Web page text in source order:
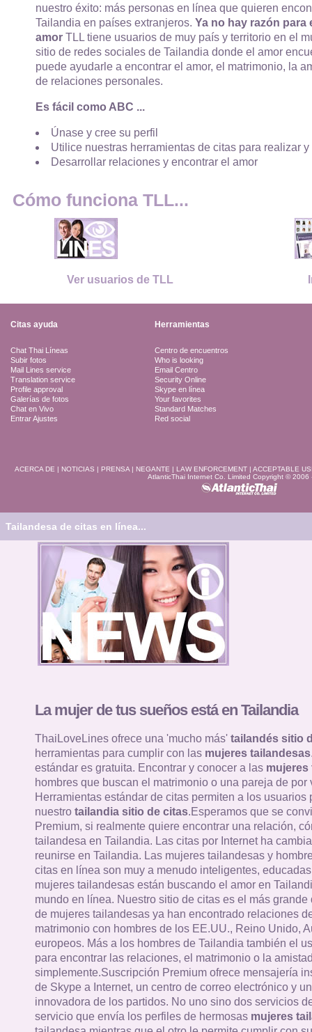
nuestro éxito: más personas en línea que quieren
Tailandia en países extranjeros. Ya no hay razón
amor TLL tiene usuarios de muy país y territorio en el
sitio de redes sociales de Tailandia donde el amor
puede ayudarle a encontrar el amor, el matrimonio, la
de relaciones personales.
Es fácil como ABC ...
Únase y cree su perfil
Utilice nuestras herramientas de citas para realizar
Desarrollar relaciones y encontrar el amor
Cómo funciona TLL...
Ver usuarios de TLL
Citas ayuda Herramientas
Chat Thai Líneas
Subir fotos
Mail Lines service
Translation service
Profile approval
Galerías de fotos
Chat en Vivo
Entrar Ajustes
Centro de encuentros
Who is looking
Email Centro
Security Online
Skype en línea
Your favorites
Standard Matches
Red social
ACERCA DE | NOTICIAS | PRENSA| NEGANTE | LAW ENFORCEMENT| ACCEPTABLE
AtlanticThai Internet Co. Limited Copyright © 2006
Tailandesa de citas en línea...
La mujer de tus sueños está en Tailandia
ThaiLoveLines ofrece una 'mucho más' tailandés sitio
herramientas para cumplir con las mujeres tailandesas
estándar es gratuita. Encontrar y conocer a las mujeres
hombres que buscan el matrimonio o una pareja de por
Herramientas estándar de citas permiten a los usuarios
nuestro tailandia sitio de citas.Esperamos que se
Premium, si realmente quiere encontrar una relación,
tailandesa en Tailandia. Las citas por Internet ha
reunirse en Tailandia. Las mujeres tailandesas y
citas en línea son muy a menudo inteligentes,
mujeres tailandesas están buscando el amor en
mundo en línea. Nuestro sitio de citas es el más grande
de mujeres tailandesas ya han encontrado relaciones
matrimonio con hombres de los EE.UU., Reino Unido,
europeos. Más a los hombres de Tailandia también el
para encontrar las relaciones, el matrimonio o la
simplemente.Suscripción Premium ofrece mensajería
de Skype a Internet, un centro de correo electrónico y
innovadora de los partidos. No uno sino dos servicios
servicio que envía los perfiles de hermosas mujeres